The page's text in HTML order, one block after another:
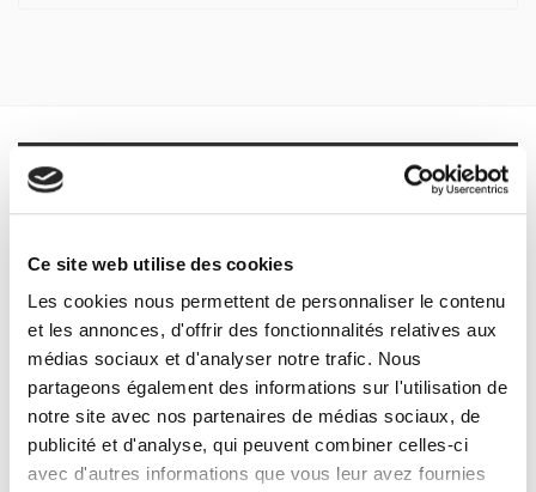
Ce site web utilise des cookies
Les cookies nous permettent de personnaliser le contenu
et les annonces, d'offrir des fonctionnalités relatives aux
médias sociaux et d'analyser notre trafic. Nous
partageons également des informations sur l'utilisation de
notre site avec nos partenaires de médias sociaux, de
publicité et d'analyse, qui peuvent combiner celles-ci
avec d'autres informations que vous leur avez fournies
étudiant (Sciences Po, Universités, classes préparatoires) et
tout chercheur ou lecteur désireux de s'informer sur la
culture politique américaine. Outil de travail, c'est aussi un
conférences à l'Institut d'études politiques de Paris,
professeur de Première supérieure au lycée Henri-IV.
PIERRE CALVARIN, diplômé de HEC, M. Phil. University of
Notre-Dame, Illinois
Specifications
Formats
Specifications
Publisher
Presses de Sciences Po
With
Pierre Calvarin